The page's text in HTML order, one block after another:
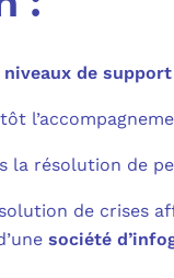
niveaux de
la résolution de
de crises
société